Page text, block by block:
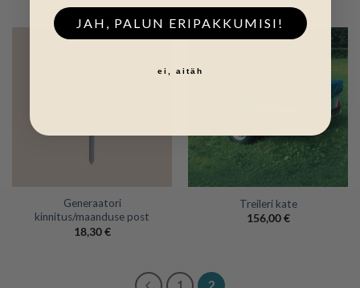
Generaatori
kinnitus/maanduse post
18,30€
Treileri kate
156,00€
1 2
JAH, PALUN ERIPAKKUMISI!
ei, aitäh